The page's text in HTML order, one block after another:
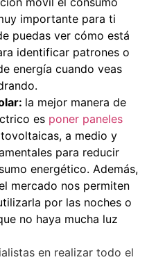
importante para ti
puedas ver cómo está
identificar patrones o
energía cuando veas
la mejor manera de
es poner paneles
a medio y
para reducir
energético. Además,
mercado nos permiten
por las noches o
no haya mucha luz
en realizar todo el